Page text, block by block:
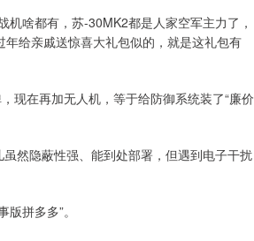
啥都有，苏-30MK2都是人家空军主力了，
年给亲戚送惊喜大礼包似的，就是这礼包有
现在再加无人机，等于给防御系统装了“廉价
然隐蔽性强、能到处部署，但遇到电子干扰
拼多多”。